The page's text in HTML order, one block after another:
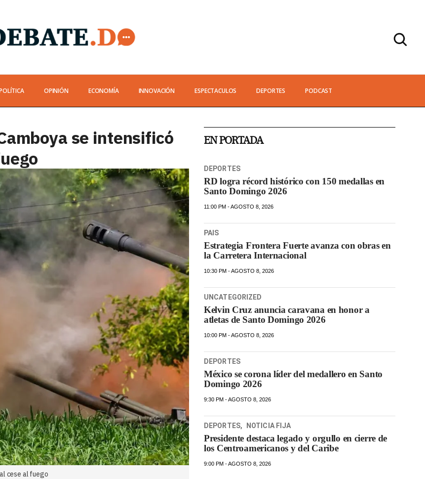
OPINIÓN ECONOMÍA INNOVACIÓN ESPECTACULOS DEPORTES PODCAST
se intensificó
cese al fuego
EN PORTADA
DEPORTES
RD logra récord histórico con 150 medallas en
Santo Domingo 2026
11:00 PM - AGOSTO 8, 2026
PAIS
Estrategia Frontera Fuerte avanza con obras en
la Carretera Internacional
10:30 PM - AGOSTO 8, 2026
UNCATEGORIZED
Kelvin Cruz anuncia caravana en honor a
atletas de Santo Domingo 2026
10:00 PM - AGOSTO 8, 2026
DEPORTES
México se corona líder del medallero en Santo
Domingo 2026
9:30 PM - AGOSTO 8, 2026
DEPORTES, NOTICIA FIJA
Presidente destaca legado y orgullo en cierre de
los Centroamericanos y del Caribe
9:00 PM - AGOSTO 8, 2026